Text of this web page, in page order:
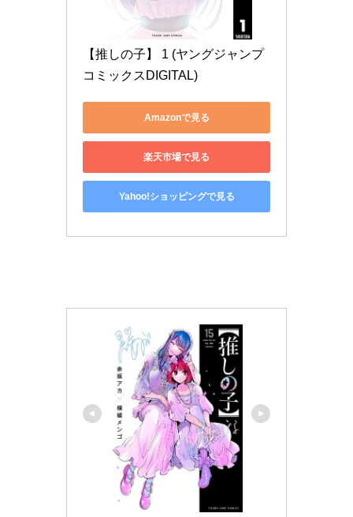
【推しの子】 1 (ヤングジャンプ
コミックスDIGITAL)
Amazonで見る
楽天市場で見る
Yahoo!ショッピングで見る